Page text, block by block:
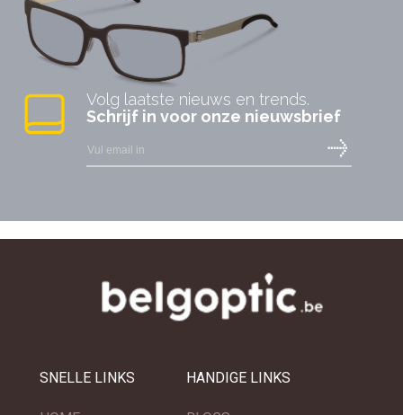
Volg laatste nieuws en trends.
Schrijf in voor onze nieuwsbrief
SNELLE LINKS HANDIGE LINKS